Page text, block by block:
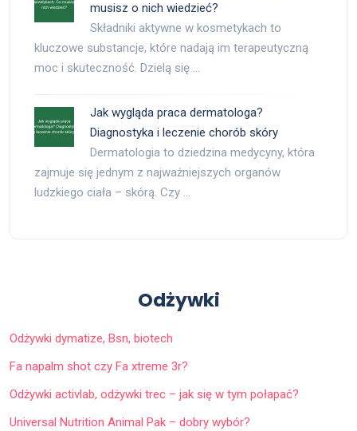
musisz o nich wiedzieć?
Składniki aktywne w kosmetykach to
kluczowe substancje, które nadają im terapeutyczną
moc i skuteczność. Dzielą się …
Jak wygląda praca dermatologa?
Diagnostyka i leczenie chorób skóry
Dermatologia to dziedzina medycyny, która
zajmuje się jednym z najważniejszych organów
ludzkiego ciała – skórą. Czy …
Odżywki
Odżywki dymatize, Bsn, biotech
Fa napalm shot czy Fa xtreme 3r?
Odżywki activlab, odżywki trec – jak się w tym połapać?
Universal Nutrition Animal Pak – dobry wybór?